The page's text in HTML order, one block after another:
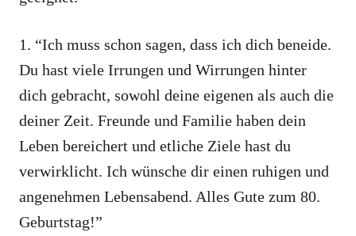
1. “Ich muss schon sagen, dass ich dich beneide.
Du hast viele Irrungen und Wirrungen hinter
dich gebracht, sowohl deine eigenen als auch die
deiner Zeit. Freunde und Familie haben dein
Leben bereichert und etliche Ziele hast du
verwirklicht. Ich wünsche dir einen ruhigen und
angenehmen Lebensabend. Alles Gute zum 80.
Geburtstag!”